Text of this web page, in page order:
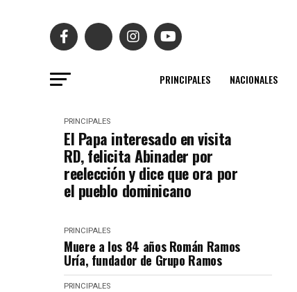
PRINCIPALES NACIONALES
PRINCIPALES
El Papa interesado en visita
RD, felicita Abinader por
reelección y dice que ora por
el pueblo dominicano
PRINCIPALES
Muere a los 84 años Román Ramos
Uría, fundador de Grupo Ramos
PRINCIPALES